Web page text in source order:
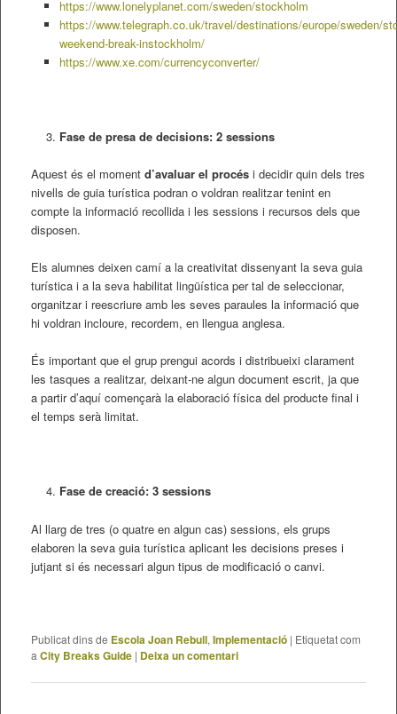
https://www.lonelyplanet.com/sweden/stockholm
https://www.telegraph.co.uk/travel/destinations/europe/sweden/
weekend-break-instockholm/
https://www.xe.com/currencyconverter/
Fase de presa de decisions: 2 sessions
Aquest és el moment d’avaluar el procési decidir quin dels tres
nivells de guia turística podran o voldran realitzar tenint en
compte la informació recollida i les sessions i recursos dels que
disposen.
Els alumnes deixen camí a la creativitat dissenyant la seva guia
turística i a la seva habilitat lingüística per tal de seleccionar,
organitzar i reescriure amb les seves paraules la informació que
hi voldran incloure, recordem, en llengua anglesa.
És important que el grup prengui acords i distribueixi clarament
les tasques a realitzar, deixant-ne algun document escrit, ja que
a partir d’aquí començarà la elaboració física del producte final i
el temps serà limitat.
Fase de creació: 3 sessions
Al llarg de tres (o quatre en algun cas) sessions, els grups
elaboren la seva guia turística aplicant les decisions preses i
jutjant si és necessari algun tipus de modificació o canvi.
Publicat dins de Escola Joan Rebull, Implementació | Etiquetat com
a City Breaks Guide | Deixa un comentari